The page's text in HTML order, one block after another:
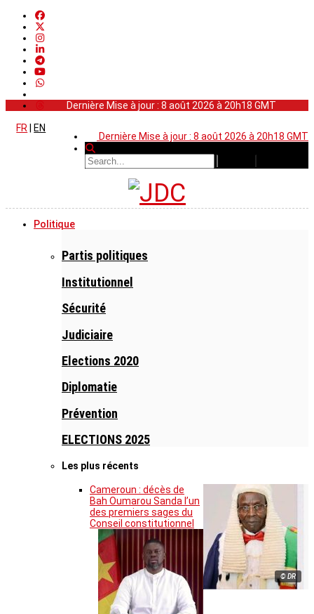
Dernière Mise à jour : 8 août 2026 à 20h18 GMT
Dernière Mise à jour : 8 août 2026 à 20h18 GMT
FR
EN
Politique
Partis politiques
Institutionnel
Sécurité
Judiciaire
Elections 2020
Diplomatie
Prévention
ELECTIONS 2025
Les plus récents
© DR
Cameroun : décès de
Bah Oumarou Sanda l’un
des premiers sages du
Conseil constitutionnel